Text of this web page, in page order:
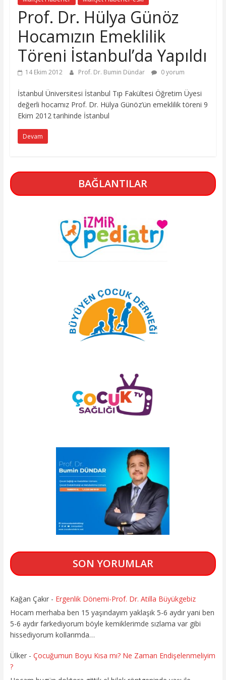
Prof. Dr. Hülya Günöz
Hocamızın Emeklilik
Töreni İstanbul’da Yapıldı
14 Ekim 2012 Prof. Dr. Bumin Dündar 0 yorum
İstanbul Üniversitesi İstanbul Tıp Fakültesi Öğretim Üyesi
değerli hocamız Prof. Dr. Hülya Günöz’ün emeklilik töreni 9
Ekim 2012 tarihinde İstanbul
Devam
BAĞLANTILAR
SON YORUMLAR
Kağan Çakır- Ergenlik Dönemi-Prof. Dr. Atilla Büyükgebiz
Hocam merhaba ben 15 yaşındayım yaklaşık 5-6 aydır yani ben
5-6 aydır farkediyorum böyle kemiklerimde sızlama var gibi
hissediyorum kollarımda…
Ülker- Çocuğumun Boyu Kısa mı? Ne Zaman Endişelenmeliyim
?